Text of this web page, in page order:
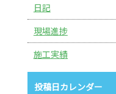
日記
現場進捗
施工実績
投稿日カレンダー